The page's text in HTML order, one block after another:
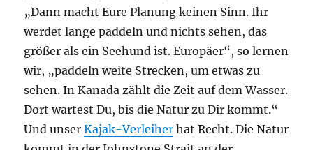
„Dann macht Eure Planung keinen Sinn. Ihr
werdet lange paddeln und nichts sehen, das
größer als ein Seehund ist. Europäer“, so lernen
wir, „paddeln weite Strecken, um etwas zu
sehen. In Kanada zählt die Zeit auf dem Wasser.
Dort wartest Du, bis die Natur zu Dir kommt.“
Und unserKajak-Verleiher hat Recht. Die Natur